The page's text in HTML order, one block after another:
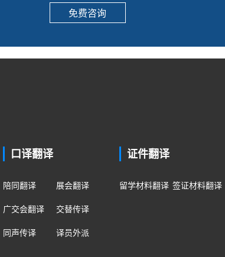
免费咨询
口译翻译
陪同翻译
展会翻译
广交会翻译
交替传译
同声传译
译员外派
证件翻译
留学材料翻译 签证材料翻译